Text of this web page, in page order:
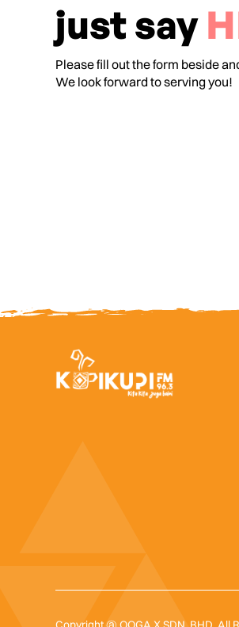
just say
Please fill out the form beside
We look forward to serving you!